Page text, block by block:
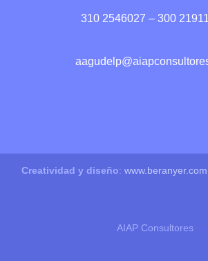
310 2546027 – 300
Creatividad y diseño: www.beranyer.com
AIAP Consultores